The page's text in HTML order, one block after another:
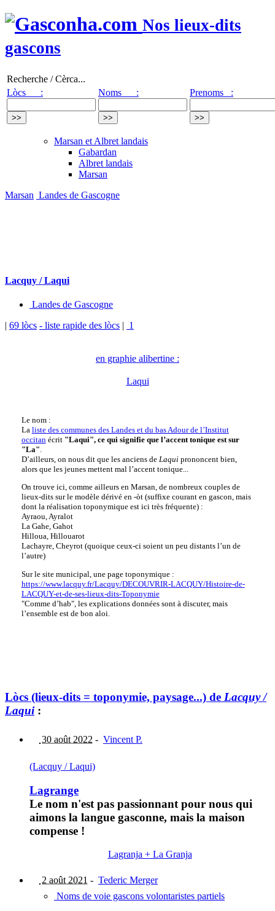
Nos lieux-dits
gascons
Recherche / Cèrca...
Lòcs :
Noms : Prenoms :
Marsan et Albret landais
Gabardan
Albret landais
Marsan
Marsan Landes de Gascogne
Lacquy / Laqui
Landes de Gascogne
| 69 lòcs - liste rapide des lòcs | 1
en graphie alibertine :
Laqui
Le nom :
La liste des communes des Landes et du bas Adour de l’Institut
occitanécrit"Laqui", ce qui signifie que l’accent tonique est sur
"La".
D’ailleurs, on nous dit que les anciens de Laquiprononcent bien,
alors que les jeunes mettent mal l’accent tonique...
On trouve ici, comme ailleurs en Marsan, de nombreux couples de
lieux-dits sur le modèle dérivé en -òt (suffixe courant en gascon, mais
dont la réalisation toponymique est ici très fréquente) :
Ayraou, Ayralot
La Gahe, Gahot
Hilloua, Hillouarot
Lachayre, Cheyrot (quoique ceux-ci soient un peu distants l’un de
l’autre)
Sur le site municipal, une page toponymique :
https://www.lacquy.fr/Lacquy/DECOUVRIR-LACQUY/Histoire-de-
LACQUY-et-de-ses-lieux-dits-Toponymie
"Comme d’hab", les explications données sont à discuter, mais
l’ensemble est de bon aloi.
Lòcs (lieux-dits = toponymie, paysage...) de Lacquy /
Laqui:
30 août 2022 - Vincent P.
(Lacquy / Laqui)
Lagrange
Le nom n'est pas passionnant pour nous qui
aimons la langue gasconne, mais la maison
compense !
Lagranja + La Granja
2 août 2021 - Tederic Merger
Noms de voie gascons volontaristes partiels